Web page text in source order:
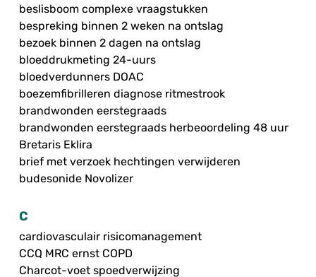
beslisboom complexe vraagstukken
bespreking binnen 2 weken na ontslag
bezoek binnen 2 dagen na ontslag
bloeddrukmeting 24-uurs
bloedverdunners DOAC
boezemfibrilleren diagnose ritmestrook
brandwonden eerstegraads
brandwonden eerstegraads herbeoordeling 48 uur
Bretaris Eklira
brief met verzoek hechtingen verwijderen
budesonide Novolizer
C
cardiovasculair risicomanagement
CCQ MRC ernst COPD
Charcot-voet spoedverwijzing